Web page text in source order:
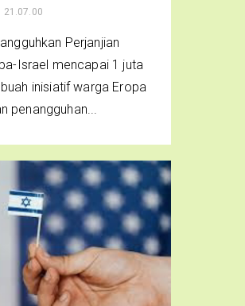
, 21.07.00
Perjanjian
Israel mencapai 1 juta
inisiatif warga Eropa
penangguhan...